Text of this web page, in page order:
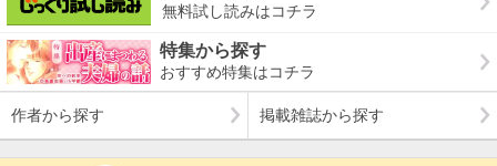
無料試し読みはコチラ
特集から探す
おすすめ特集はコチラ
作者から探す 掲載雑誌から探す